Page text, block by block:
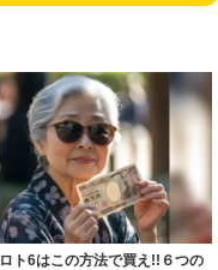
ト6はこの方法で買え!!６つの